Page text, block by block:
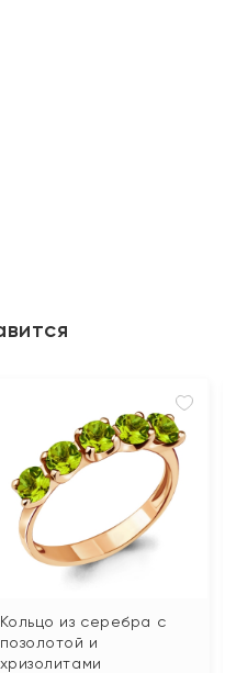
Кольцо из серебра с
позолотой и
хризолитами